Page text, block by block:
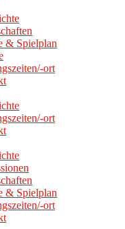
& Spielplan
ort
ort
& Spielplan
ort